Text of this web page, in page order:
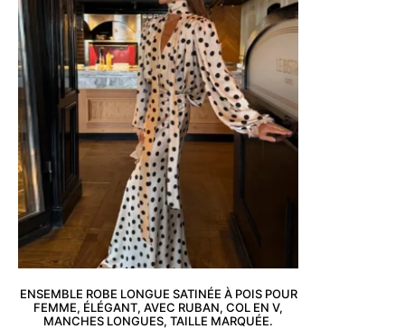
ENSEMBLE ROBE LONGUE SATINÉE À POIS POUR
FEMME, ÉLÉGANT, AVEC RUBAN, COL EN V,
MANCHES LONGUES, TAILLE MARQUÉE.